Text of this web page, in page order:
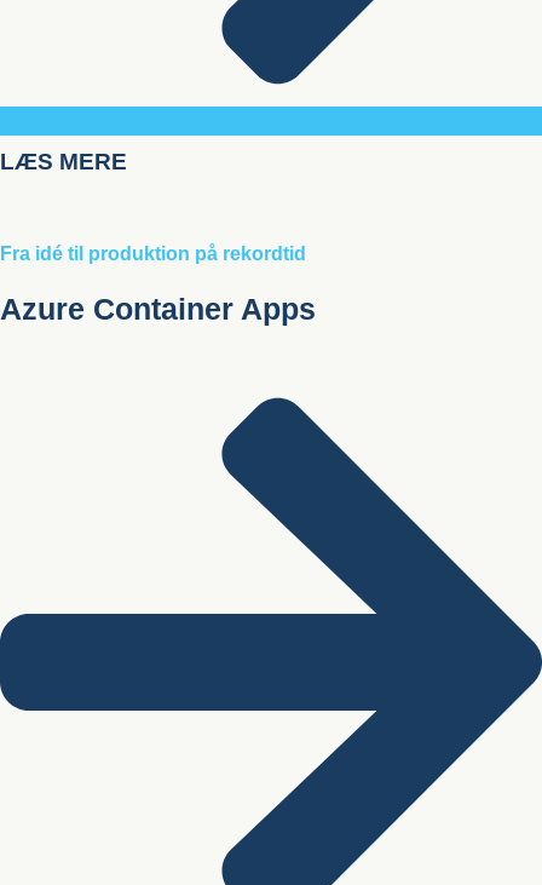
LÆS MERE
Fra idé til produktion på rekordtid
Azure Container Apps